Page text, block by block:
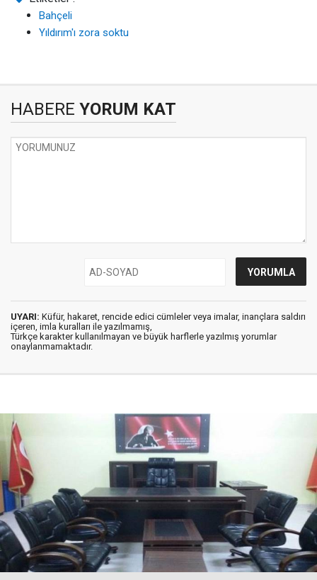
Bahçeli
Yıldırım'ı zora soktu
HABERE YORUM KAT
UYARI: Küfür, hakaret, rencide edici cümleler veya imalar, inançlara saldırı
içeren, imla kuralları ile yazılmamış,
Türkçe karakter kullanılmayan ve büyük harflerle yazılmış yorumlar
onaylanmamaktadır.